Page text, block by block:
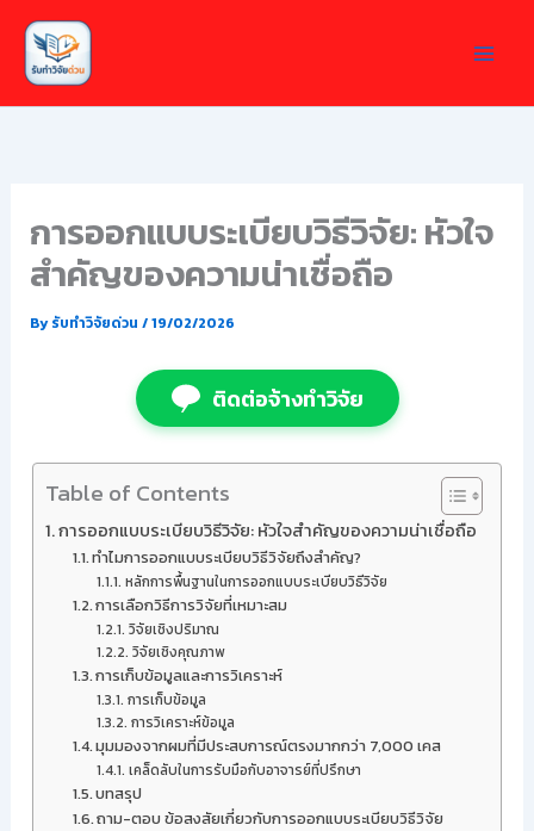
Skip
content
การออกแบบระเบียบวิธีวิจัย: หัวใจ
สำคัญของความน่าเชื่อถือ
Byรับทำวิจัยด่วน /19/02/2026
ติดต่อจ้างทำวิจัย
Table of Contents
การออกแบบระเบียบวิธีวิจัย: หัวใจสำคัญของความน่าเชื่อถือ
ทำไมการออกแบบระเบียบวิธีวิจัยถึงสำคัญ?
หลักการพื้นฐานในการออกแบบระเบียบวิธีวิจัย
การเลือกวิธีการวิจัยที่เหมาะสม
วิจัยเชิงปริมาณ
วิจัยเชิงคุณภาพ
การเก็บข้อมูลและการวิเคราะห์
การเก็บข้อมูล
การวิเคราะห์ข้อมูล
มุมมองจากผมที่มีประสบการณ์ตรงมากกว่า 7,000 เคส
เคล็ดลับในการรับมือกับอาจารย์ที่ปรึกษา
บทสรุป
ถาม-ตอบ ข้อสงสัยเกี่ยวกับการออกแบบระเบียบวิธีวิจัย